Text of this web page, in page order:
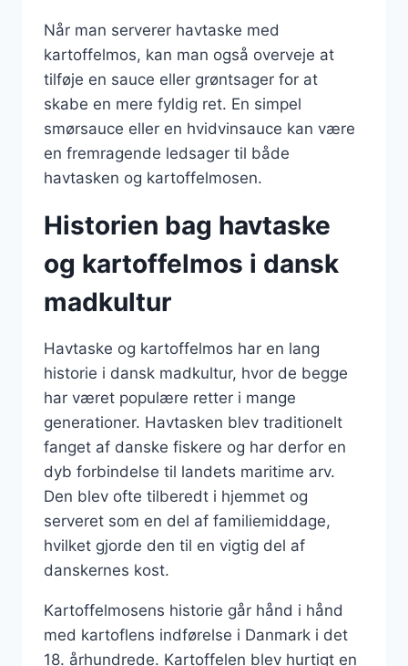
Når man serverer havtaske med
kartoffelmos, kan man også overveje at
tilføje en sauce eller grøntsager for at
skabe en mere fyldig ret. En simpel
smørsauce eller en hvidvinsauce kan være
en fremragende ledsager til både
havtasken og kartoffelmosen.
Historien bag havtaske
og kartoffelmos i dansk
madkultur
Havtaske og kartoffelmos har en lang
historie i dansk madkultur, hvor de begge
har været populære retter i mange
generationer. Havtasken blev traditionelt
fanget af danske fiskere og har derfor en
dyb forbindelse til landets maritime arv.
Den blev ofte tilberedt i hjemmet og
serveret som en del af familiemiddage,
hvilket gjorde den til en vigtig del af
danskernes kost.
Kartoffelmosens historie går hånd i hånd
med kartoflens indførelse i Danmark i det
18. århundrede. Kartoffelen blev hurtigt en